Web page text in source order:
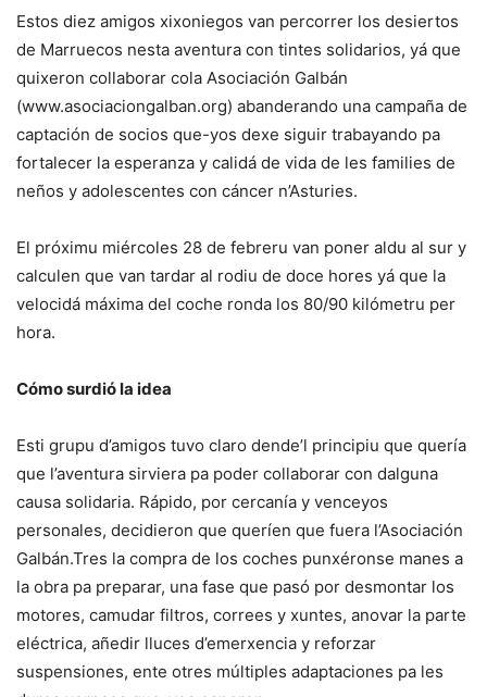
Estos diez amigos xixoniegos van percorrer los desiertos
de Marruecos nesta aventura con tintes solidarios, yá que
quixeron collaborar cola Asociación Galbán
(www.asociaciongalban.org) abanderando una campaña de
captación de socios que-yos dexe siguir trabayando pa
fortalecer la esperanza y calidá de vida de les families de
neños y adolescentes con cáncer n’Asturies.
El próximu miércoles 28 de febreru van poner aldu al sur y
calculen que van tardar al rodiu de doce hores yá que la
velocidá máxima del coche ronda los 80/90 kilómetru per
hora.
Cómo surdió la idea
Esti grupu d’amigos tuvo claro dende’l principiu que quería
que l’aventura sirviera pa poder collaborar con dalguna
causa solidaria. Rápido, por cercanía y venceyos
personales, decidieron que queríen que fuera l’Asociación
Galbán.Tres la compra de los coches punxéronse manes a
la obra pa preparar, una fase que pasó por desmontar los
motores, camudar filtros, correes y xuntes, anovar la parte
eléctrica, añedir lluces d’emerxencia y reforzar
suspensiones, ente otres múltiples adaptaciones pa les